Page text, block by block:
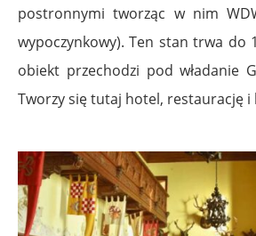
postronnymi tworząc w nim
wypoczynkowy). Ten stan trwa do
obiekt przechodzi pod władanie
Tworzy się tutaj hotel, restaurację i